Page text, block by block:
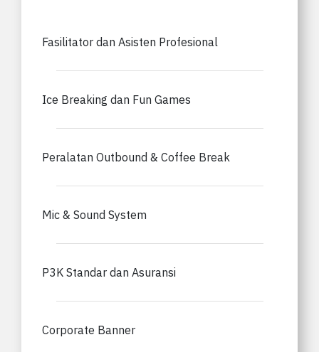
Fasilitator dan Asisten Profesional
Ice Breaking dan Fun Games
Peralatan Outbound & Coffee Break
Mic & Sound System
P3K Standar dan Asuransi
Corporate Banner